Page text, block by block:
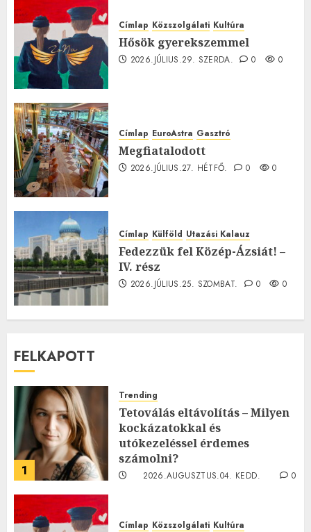
Címlap Közszolgálati Kultúra
Hősök gyerekszemmel
2026.JÚLIUS.29. SZERDA. 0 0
Címlap EuroAstra Gasztró
Megfiatalodott
2026.JÚLIUS.27. HÉTFŐ. 0 0
Címlap Külföld Utazási Kalauz
Fedezzük fel Közép-Ázsiát! –
IV. rész
2026.JÚLIUS.25. SZOMBAT. 0 0
FELKAPOTT
1
Trending
Tetoválás eltávolítás – Milyen
kockázatokkal és
utókezeléssel érdemes
számolni?
2026.AUGUSZTUS.04. KEDD.
0
Címlap Közszolgálati Kultúra